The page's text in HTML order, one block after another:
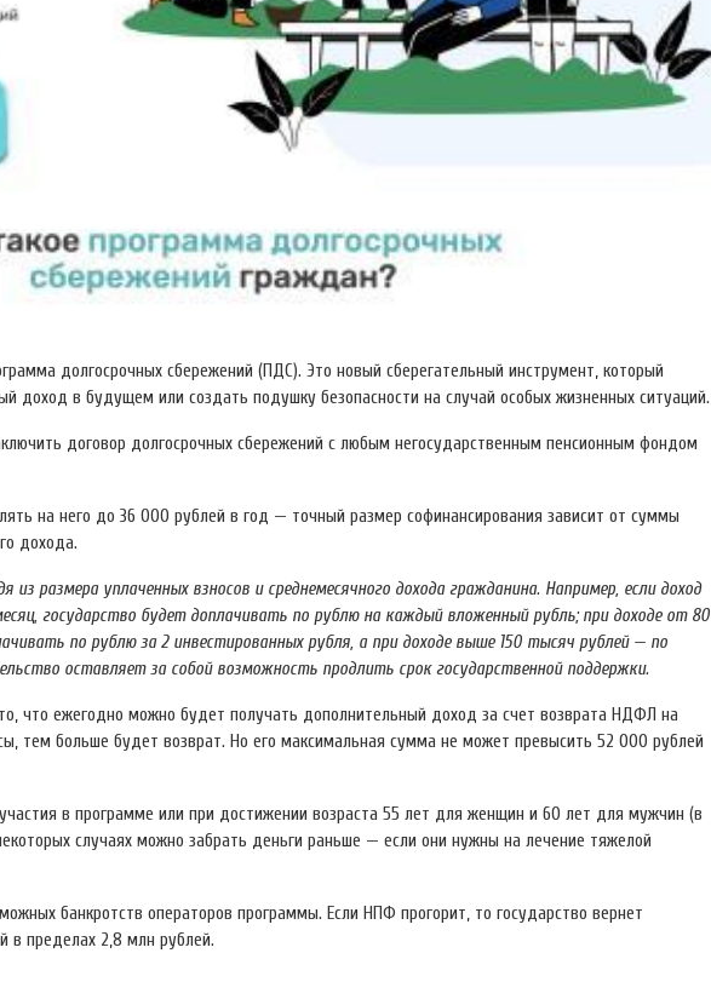
долгосрочных сбережений (ПДС). Это новый сберегательный инструмент, который
доход в будущем или создать подушку безопасности на случай особых жизненных ситуаций.
договор долгосрочных сбережений с любым негосударственным пенсионным фондом
на него до 36 000 рублей в год — точный размер софинансирования зависит от суммы
дохода.
из размера уплаченных взносов и среднемесячного дохода гражданина. Например, если доход
государство будет доплачивать по рублю на каждый вложенный рубль; при доходе от 80
по рублю за 2 инвестированных рубля, а при доходе выше 150 тысяч рублей — по
оставляет за собой возможность продлить срок государственной поддержки.
что ежегодно можно будет получать дополнительный доход за счет возврата НДФЛ на
тем больше будет возврат. Но его максимальная сумма не может превысить 52 000 рублей
в программе или при достижении возраста 55 лет для женщин и 60 лет для мужчин (в
случаях можно забрать деньги раньше — если они нужны на лечение тяжелой
банкротств операторов программы. Если НПФ прогорит, то государство вернет
в пределах 2,8 млн рублей.